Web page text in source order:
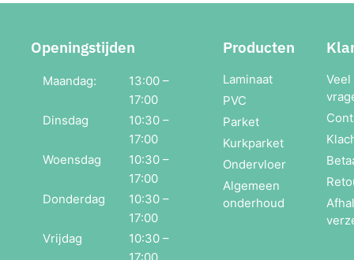
Openingstijden
Maandag:
13:00 –
17:00
Dinsdag
10:30 –
17:00
Woensdag
10:30 –
17:00
Donderdag
10:30 –
17:00
Vrijdag
10:30 –
Producten
Laminaat
PVC
Parket
Kurkparket
Ondervloer
Algemeen
onderhoud